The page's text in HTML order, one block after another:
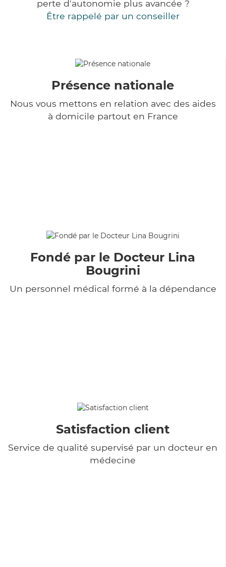
perte d'autonomie plus avancée ?
Être rappelé par un conseiller
Présence nationale
Nous vous mettons en relation avec des aides
à domicile partout en France
Fondé par le Docteur Lina
Bougrini
Un personnel médical formé à la dépendance
Satisfaction client
Service de qualité supervisé par un docteur en
médecine